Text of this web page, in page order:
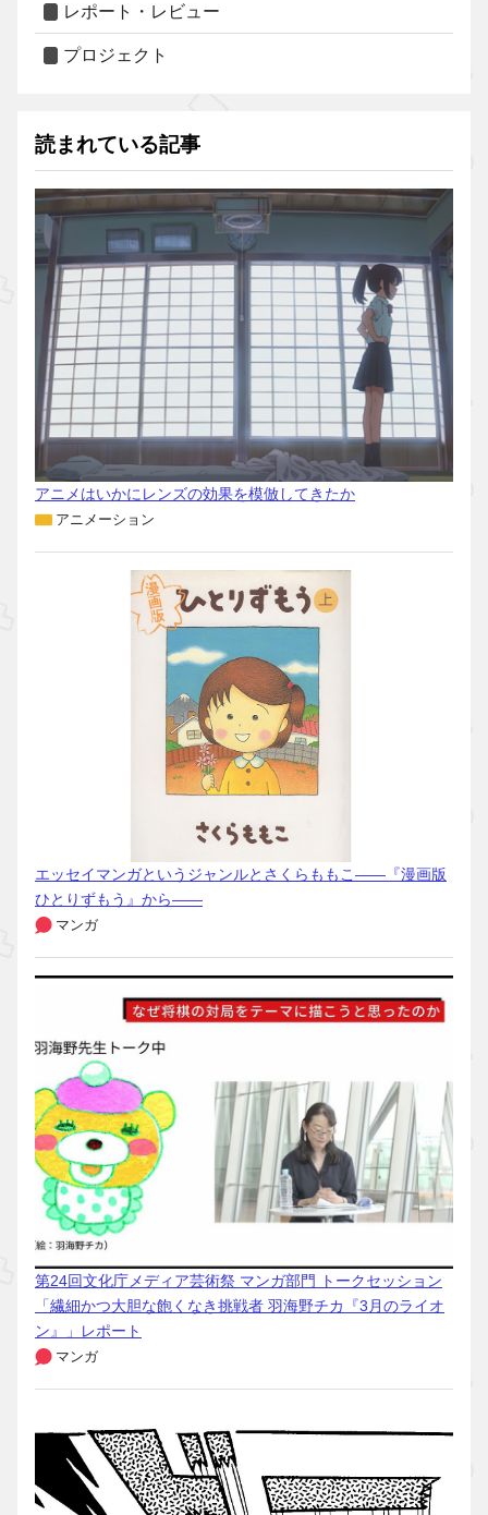
レポート・レビュー
プロジェクト
読まれている記事
アニメはいかにレンズの効果を模倣してきたか
アニメーション
エッセイマンガというジャンルとさくらももこ――『漫画版
ひとりずもう』から――
マンガ
第24回文化庁メディア芸術祭 マンガ部門 トークセッション
「繊細かつ大胆な飽くなき挑戦者 羽海野チカ『3月のライオ
ン』」レポート
マンガ